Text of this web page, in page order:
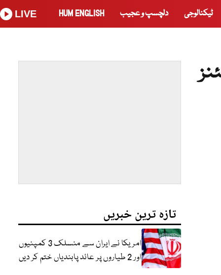
ٹیکنالوجی دلچسپ و عجیب HUM ENGLISH
LIVE
تازہ ترین خبریں
امریکا نے ایران سے منسلک 3 کمپنیوں
اور 2 طیاروں پر عائد پابندیاں ختم کر دیں